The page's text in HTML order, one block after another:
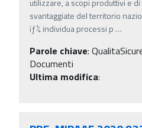
utilizzare, a scopi produttivi e di
svantaggiate del territorio
ïƒ¼ individua processi p …
Parole chiave:
Documenti
Ultima modifica: